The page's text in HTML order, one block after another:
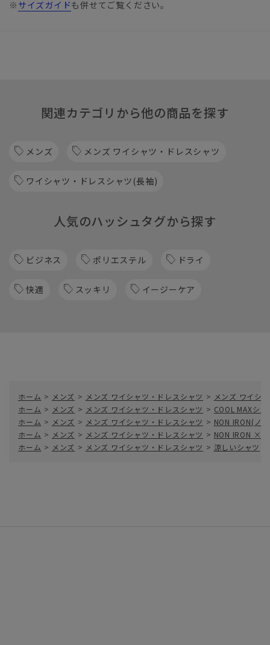
※ サイズガイドも併せてご覧ください。
関連カテゴリから他の商品を探す
メンズ メンズ ワイシャツ・ドレスシャツ
ワイシャツ・ドレスシャツ(長袖)
人気のハッシュタグから探す
ビジネス ポリエステル ドライ
快適 スッキリ イージーケア
ホーム > メンズ > メンズ ワイシャツ・ドレスシャツ > メンズ ワイシ
ホーム > メンズ > メンズ ワイシャツ・ドレスシャツ > COOL MAXシャ
ホーム > メンズ > メンズ ワイシャツ・ドレスシャツ > NON IRON(ノ
ホーム > メンズ > メンズ ワイシャツ・ドレスシャツ > NON IRON ×
ホーム > メンズ > メンズ ワイシャツ・ドレスシャツ > 涼しいシャツ